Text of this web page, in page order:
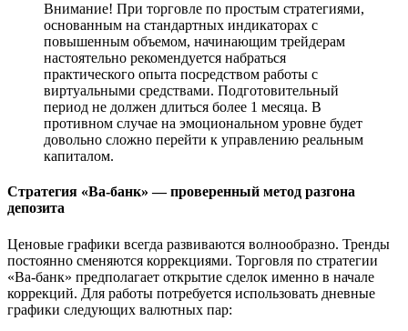
Внимание! При торговле по простым стратегиями,
основанным на стандартных индикаторах с
повышенным объемом, начинающим трейдерам
настоятельно рекомендуется набраться
практического опыта посредством работы с
виртуальными средствами. Подготовительный
период не должен длиться более 1 месяца. В
противном случае на эмоциональном уровне будет
довольно сложно перейти к управлению реальным
капиталом.
Стратегия «Ва-банк» — проверенный метод разгона
депозита
Ценовые графики всегда развиваются волнообразно. Тренды
постоянно сменяются коррекциями. Торговля по стратегии
«Ва-банк» предполагает открытие сделок именно в начале
коррекций. Для работы потребуется использовать дневные
графики следующих валютных пар: